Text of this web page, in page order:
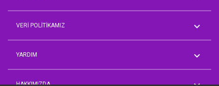
AVM Rehberi
VERİ POLİTİKAMIZ
Çalışan Aydınlatma Metni
Tedarikçi/İş Ortağı Temsilcisi
YARDIM
Önerim Var
HAKKIMIZDA